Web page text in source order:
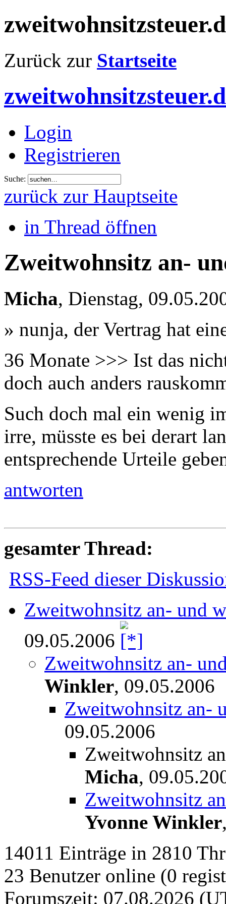
Zurück zur Startseite
Login
Registrieren
Suche:
zurück zur Hauptseite
in Thread öffnen
Zweitwohnsitz an-
Micha, Dienstag,
» nunja, der Vertrag hat
36 Monate >>> Ist das
doch auch anders
Such doch mal ein wenig
irre, müsste es bei derart
entsprechende Urteile
antworten
gesamter Thread:
RSS-Feed dieser
Zweitwohnsitz an- und
09.05.2006
Zweitwohnsitz an-
Winkler, 09.05.2006
Zweitwohnsitz an-
09.05.2006
Zweitwohnsitz
Micha,
Zweitwohnsitz
Yvonne Winkler
14011 Einträge in 2810
23 Benutzer online (0
Forumszeit: 07.08.2026